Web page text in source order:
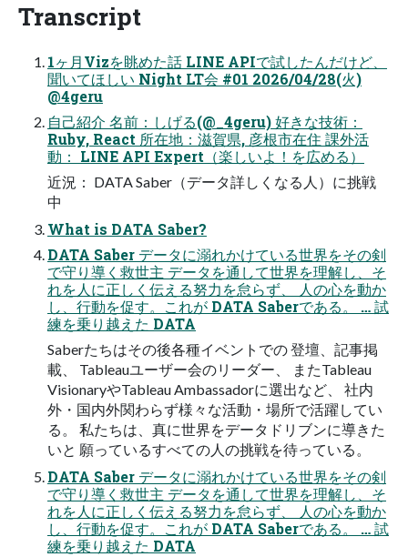
Transcript
1ヶ月Vizを眺めた話 LINE APIで試したんだけど、
聞いてほしい Night LT会 #01 2026/04/28(火)
@4geru
自己紹介 名前：しげる(@_4geru) 好きな技術：
Ruby, React 所在地：滋賀県, 彦根市在住 課外活
動： LINE API Expert（楽しいよ！を広める）
近況： DATA Saber（データ詳しくなる人）に挑戦
中
What is DATA Saber?
DATA Saber データに溺れかけている世界をその剣
で守り導く救世主 データを通して世界を理解し、そ
れを人に正しく伝える努力を怠らず、 人の心を動か
し、行動を促す。これが DATA Saberである。 … 試
練を乗り越えた DATA
Saberたちはその後各種イベントでの 登壇、記事掲
載、 Tableauユーザー会のリーダー、 またTableau
VisionaryやTableau Ambassadorに選出など、 社内
外・国内外関わらず様々な活動・場所で活躍してい
る。 私たちは、真に世界をデータドリブンに導きた
いと 願っているすべての人の挑戦を待っている。
DATA Saber データに溺れかけている世界をその剣
で守り導く救世主 データを通して世界を理解し、そ
れを人に正しく伝える努力を怠らず、 人の心を動か
し、行動を促す。これが DATA Saberである。 … 試
練を乗り越えた DATA